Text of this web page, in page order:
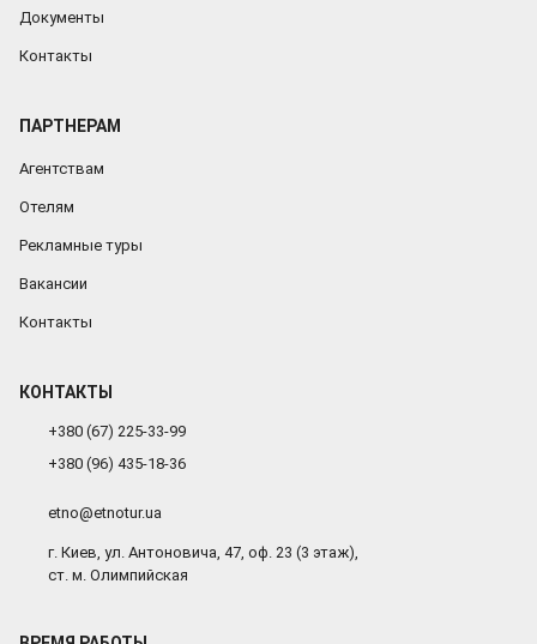
Документы
Контакты
ПАРТНЕРАМ
Агентствам
Отелям
Рекламные туры
Вакансии
Контакты
КОНТАКТЫ
+380 (67) 225-33-99
+380 (96) 435-18-36
etno@etnotur.ua
г. Киев, ул. Антоновича, 47, оф. 23 (3 этаж),
ст. м. Олимпийская